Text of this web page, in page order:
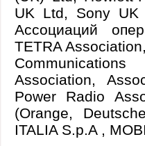
UK Ltd, Sony UK
Ассоциаций
TETRA
Association,
Power Radio
(Orange,
ITALIA S.p.A ,